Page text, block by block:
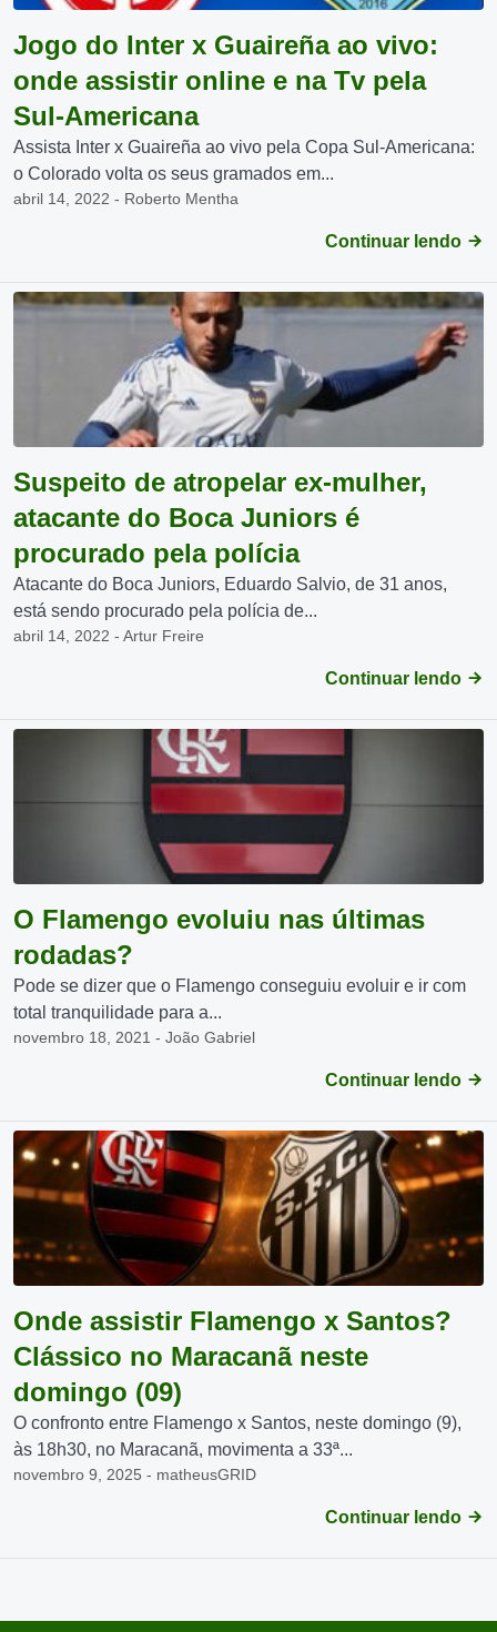
Jogo do Inter x Guaireña ao vivo:
onde assistir online e na Tv pela
Sul-Americana
Assista Inter x Guaireña ao vivo pela Copa Sul-Americana:
o Colorado volta os seus gramados em...
abril 14, 2022 - Roberto Mentha
Continuar lendo
Suspeito de atropelar ex-mulher,
atacante do Boca Juniors é
procurado pela polícia
Atacante do Boca Juniors, Eduardo Salvio, de 31 anos,
está sendo procurado pela polícia de...
abril 14, 2022 - Artur Freire
Continuar lendo
O Flamengo evoluiu nas últimas
rodadas?
Pode se dizer que o Flamengo conseguiu evoluir e ir com
total tranquilidade para a...
novembro 18, 2021 - João Gabriel
Continuar lendo
Onde assistir Flamengo x Santos?
Clássico no Maracanã neste
domingo (09)
O confronto entre Flamengo x Santos, neste domingo (9),
às 18h30, no Maracanã, movimenta a 33ª...
novembro 9, 2025 - matheusGRID
Continuar lendo